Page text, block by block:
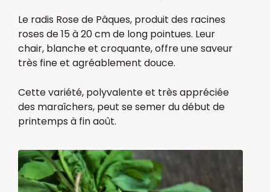
Le radis Rose de Pâques, produit des racines
roses de 15 à 20 cm de long pointues. Leur
chair, blanche et croquante, offre une saveur
très fine et agréablement douce.
Cette variété, polyvalente et très appréciée
des maraî​chers, peut se semer du début de
printemps à fin août.